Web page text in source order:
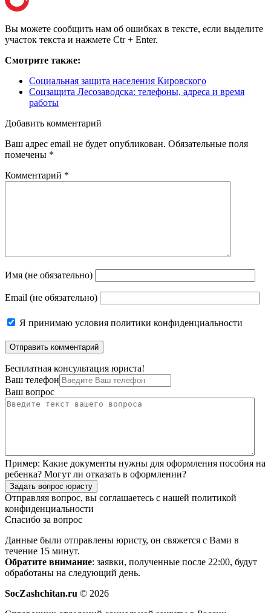
Вы можете сообщить нам об ошибках в тексте, если выделите
участок текста и нажмете Ctr + Enter.
Смотрите также:
Социальная защита населения Кировского
Соцзащита Лесозаводска: телефоны, адреса и время
работы
Добавить комментарий
Ваш адрес email не будет опубликован. Обязательные поля
помечены *
Комментарий *
Имя (не обязательно)
Email (не обязательно)
Я принимаю условия политики конфиденциальности
Бесплатная консультация юриста!
Ваш телефон
Ваш вопрос
Пример: Какие документы нужны для оформления пособия на
ребенка? Могут ли отказать в оформлении?
Задать вопрос юристу
Отправляя вопрос, вы соглашаетесь с нашей политикой
конфиденциальности
Спасибо за вопрос
Данные были отправлены юристу, он свяжется с Вами в
течение 15 минут.
Обратите внимание: заявки, полученные после 22:00, будут
обработаны на следующий день.
SocZashchitan.ru © 2026